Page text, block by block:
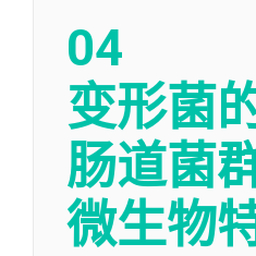
04
变形菌
肠道菌
微生物